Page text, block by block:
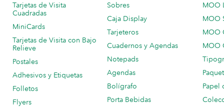
Tarjetas de Visita
Cuadradas
MiniCards
Tarjetas de Visita con Bajo
Relieve
Postales
Adhesivos y Etiquetas
Folletos
Flyers
Sobres
Caja Display
Tarjeteros
Cuadernos y Agendas
Notepads
Agendas
Bolígrafo
Porta Bebidas
MOO
MOO
MOO
MOO
Papel